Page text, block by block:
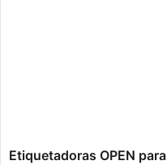
Etiquetadoras OPEN